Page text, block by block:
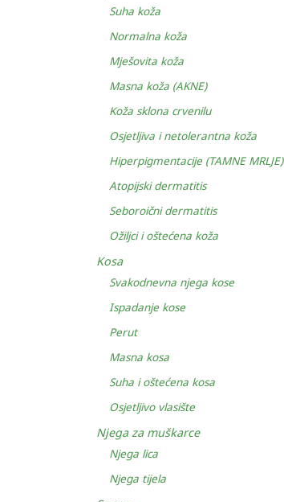
Suha koža
Normalna koža
Mješovita koža
Masna koža (AKNE)
Koža sklona crvenilu
Osjetljiva i netolerantna koža
Hiperpigmentacije (TAMNE MRLJE)
Atopijski dermatitis
Seboroični dermatitis
Ožiljci i oštećena koža
Kosa
Svakodnevna njega kose
Ispadanje kose
Perut
Masna kosa
Suha i oštećena kosa
Osjetljivo vlasište
Njega za muškarce
Njega lica
Njega tijela